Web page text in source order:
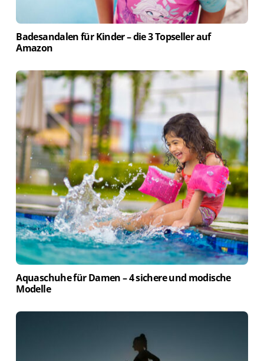
Badesandalen für Kinder – die 3 Topseller auf
Amazon
Aquaschuhe für Damen – 4 sichere und modische
Modelle